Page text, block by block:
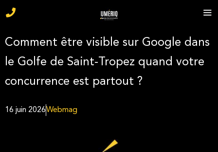
Comment être visible sur Google dans
le Golfe de Saint-Tropez quand votre
concurrence est partout ?
16 juin 2026Webmag